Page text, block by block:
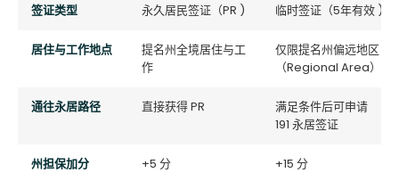
签证类型 永久居民签证（PR ) 临时签证（5年有效 )
居住与工作地点
提名州全境居住与工
作
仅限提名州偏远地区
（Regional Area）
通往永居路径 直接获得 PR
满足条件后可申请
191 永居签证
州担保加分 +5 分 +15 分